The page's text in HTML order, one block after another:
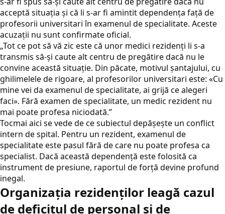
acceptă situația și că li s-ar fi amintit dependența față de
profesorii universitari în examenul de specialitate. Aceste
acuzații nu sunt confirmate oficial.
„Tot ce pot să vă zic este că unor medici rezidenți li s-a
transmis să-și caute alt centru de pregătire dacă nu le
convine această situație. Din păcate, motivul șantajului, cu
ghilimelele de rigoare, al profesorilor universitari este: «Cu
mine vei da examenul de specialitate, ai grijă ce alegeri
faci». Fără examen de specialitate, un medic rezident nu
mai poate profesa niciodată.”
Tocmai aici se vede de ce subiectul depășește un conflict
intern de spital. Pentru un rezident, examenul de
specialitate este pasul fără de care nu poate profesa ca
specialist. Dacă această dependență este folosită ca
instrument de presiune, raportul de forță devine profund
inegal.
Organizația rezidenților leagă cazul
de deficitul de personal și de